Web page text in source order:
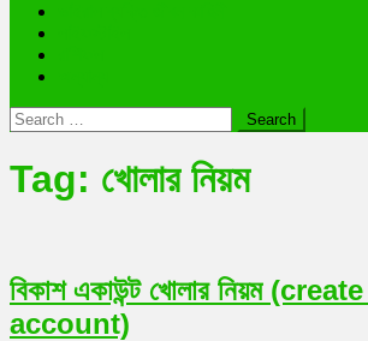
Search
for:
Tag: খোলার নিয়ম
বিকাশ একাউন্ট খোলার নিয়ম
account)